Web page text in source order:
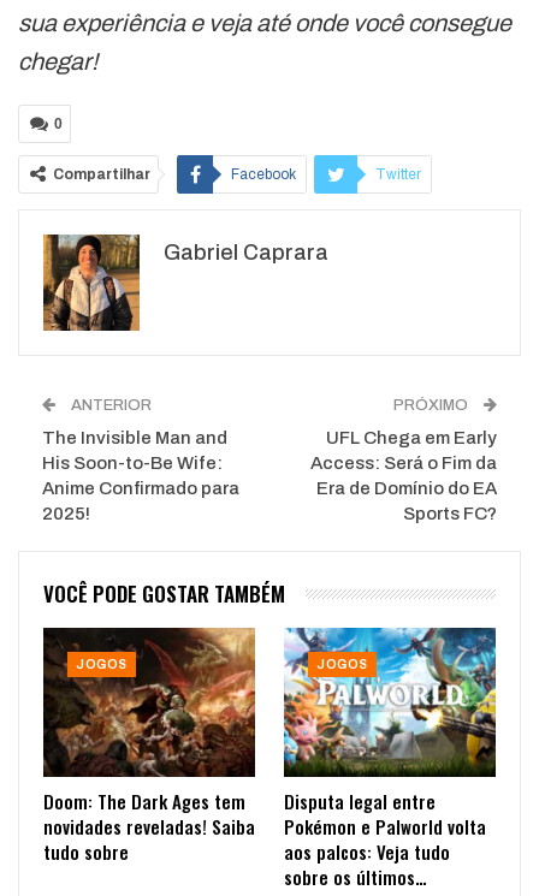
sua experiência e veja até onde você consegue
chegar!
0
Compartilhar Facebook Twitter
WhatsApp
Gabriel Caprara
ANTERIOR
The Invisible Man and
His Soon-to-Be Wife:
Anime Confirmado para
2025!
PRÓXIMO
UFL Chega em Early
Access: Será o Fim da
Era de Domínio do EA
Sports FC?
VOCÊ PODE GOSTAR TAMBÉM
JOGOS
Doom: The Dark Ages tem
novidades reveladas! Saiba
tudo sobre
JOGOS
Disputa legal entre
Pokémon e Palworld volta
aos palcos: Veja tudo
sobre os últimos…